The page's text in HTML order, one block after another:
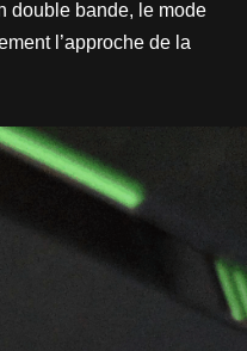
double bande, le mode
l’approche de la